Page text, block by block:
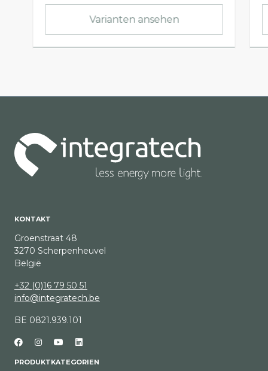
Varianten ansehen
KONTAKT
Groenstraat 48
3270 Scherpenheuvel
België
+32 (0)16 79 50 51
info@integratech.be
BE 0821.939.101
PRODUKTKATEGORIEN